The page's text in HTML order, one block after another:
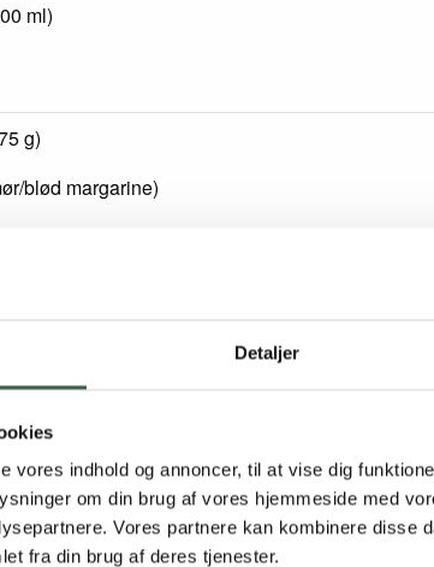
Detaljer
vores indhold og annoncer, til at vise dig
om din brug af vores hjemmeside med
Vores partnere kan kombinere disse
fra din brug af deres tjenester.
ml)
g)
blød margarine)
ml)
g)
blød margarine)
g)